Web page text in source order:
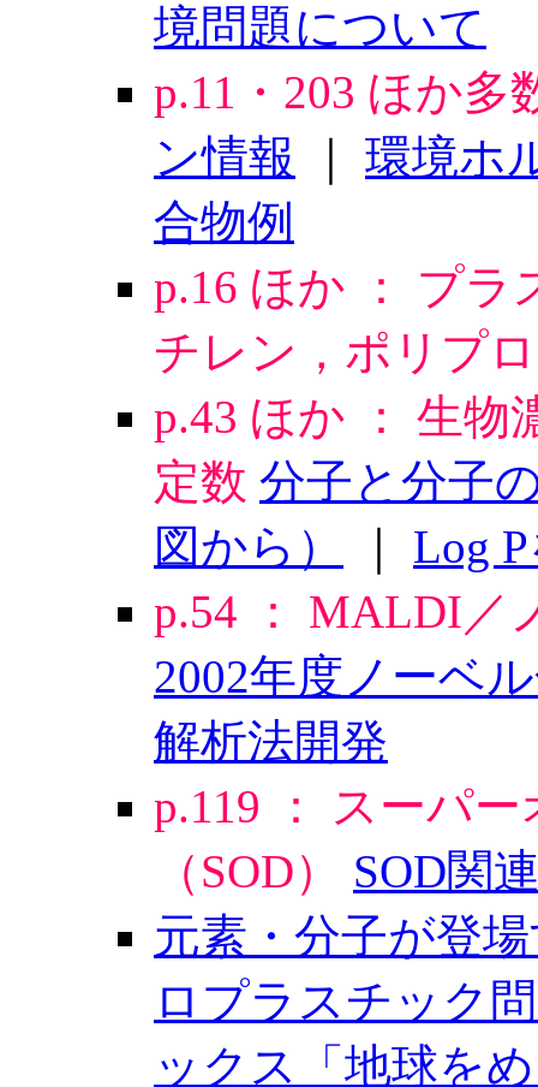
境問題について
p.11・203 ほか多
ン情報
環境ホ
合物例
p.16 ほか ： プラ
チレン，ポリプ
p.43 ほか ： 生物
定数 分子と分子
図から）
Log
p.54 ： MALDI／
2002年度ノーベ
解析法開発
p.119 ： スーパ
（SOD）
SOD関
元素・分子が登
ロプラスチック
ックス「地球を